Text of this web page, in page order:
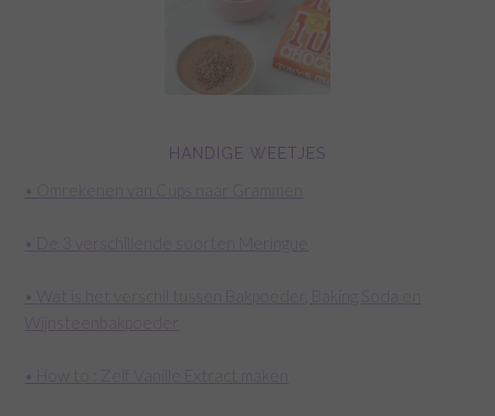
HANDIGE WEETJES
• Omrekenen van Cups naar Grammen
• De 3 verschillende soorten Meringue
• Wat is het verschil tussen Bakpoeder, Baking Soda en
• How to : Zelf Vanille Extract maken